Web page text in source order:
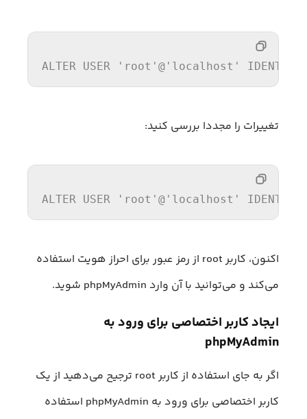
ALTER USER 'root' @ 'localhost'
تغییرات را مجددا بررسی کنید:
ALTER USER 'root' @ 'localhost'
اکنون، کاربر root از رمز عبور برای احراز هویت استفاده
می‌کند و می‌توانید با آن وارد phpMyAdmin شوید.
ایجاد کاربر اختصاصی برای ورود به
phpMyAdmin
اگر به‌ جای استفاده از کاربر root ترجیح می‌دهید از یک
کاربر اختصاصی برای ورود به phpMyAdmin استفاده